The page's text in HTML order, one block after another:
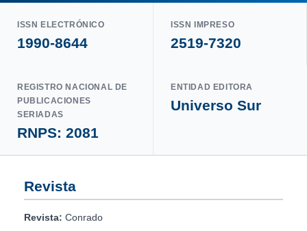
ISSN ELECTRÓNICO
1990-8644
ISSN IMPRESO
2519-7320
REGISTRO NACIONAL DE
PUBLICACIONES
SERIADAS
RNPS: 2081
ENTIDAD EDITORA
Universo Sur
Revista
Revista: Conrado